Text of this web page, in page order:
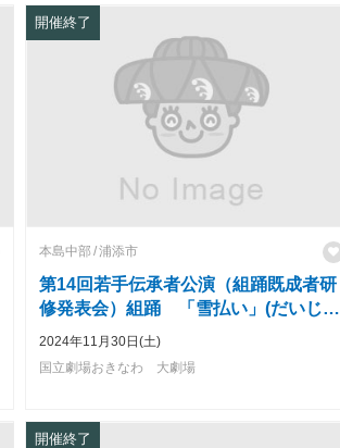
開催終了
本島中部 浦添市
第14回若手伝承者公演（組踊既成者研
修発表会）組踊 「雪払い」(だいじゅ
うよんかいわかてでんしょうしゃこう
うはつぴょうかい）くみおどり「ゆち
2024年11月30日(土)
国立劇場おきなわ 大劇場
開催終了